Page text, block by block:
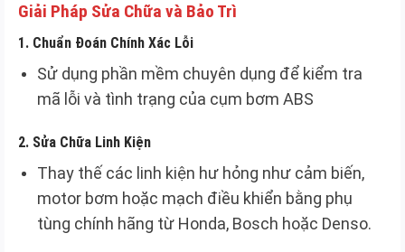
Giải Pháp Sửa Chữa và Bảo Trì
1. Chuẩn Đoán Chính Xác Lỗi
Sử dụng phần mềm chuyên dụng để kiểm tra
mã lỗi và tình trạng của cụm bơm ABS
2. Sửa Chữa Linh Kiện
Thay thế các linh kiện hư hỏng như cảm biến,
motor bơm hoặc mạch điều khiển bằng phụ
tùng chính hãng từ Honda, Bosch hoặc Denso.